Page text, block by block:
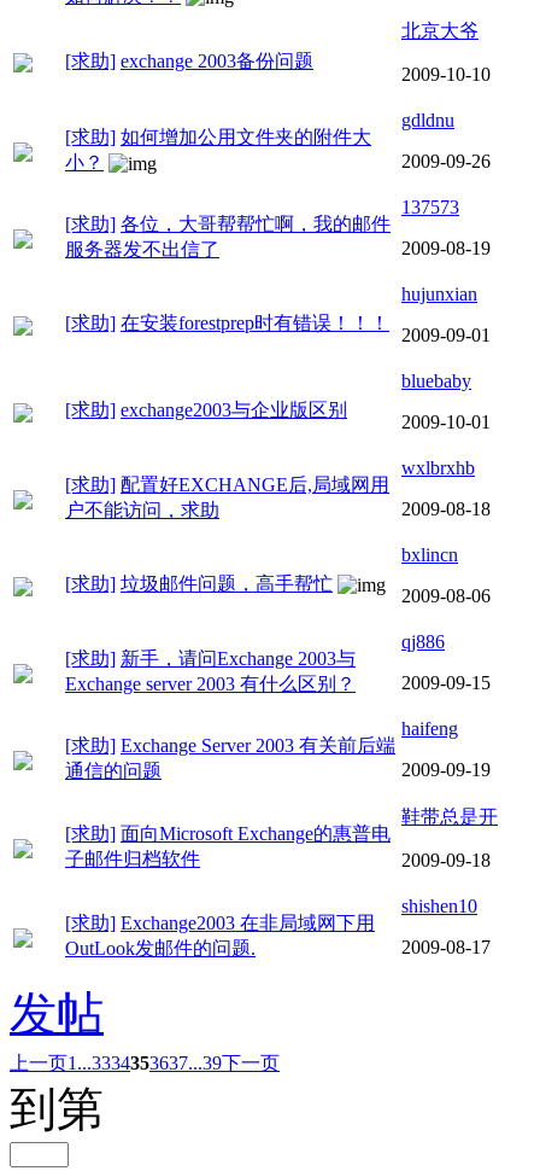
[求助] exchange 2003备份问题
北京大爷
2009-10-10
[求助] 如何增加公用文件夹的附件大
小？
gdldnu
2009-09-26
[求助] 各位，大哥帮帮忙啊，我的邮件
服务器发不出信了
137573
2009-08-19
[求助] 在安装forestprep时有错误！！！
hujunxian
2009-09-01
[求助] exchange2003与企业版区别
bluebaby
2009-10-01
[求助] 配置好EXCHANGE后,局域网用
户不能访问，求助
wxlbrxhb
2009-08-18
[求助] 垃圾邮件问题，高手帮忙
bxlincn
2009-08-06
[求助] 新手，请问Exchange 2003与
Exchange server 2003 有什么区别？
qj886
2009-09-15
[求助] Exchange Server 2003 有关前后端
通信的问题
haifeng
2009-09-19
[求助] 面向Microsoft Exchange的惠普电
子邮件归档软件
鞋带总是开
2009-09-18
[求助] Exchange2003 在非局域网下用
OutLook发邮件的问题.
shishen10
2009-08-17
发帖
上一页1...3334353637...39下一页
到第